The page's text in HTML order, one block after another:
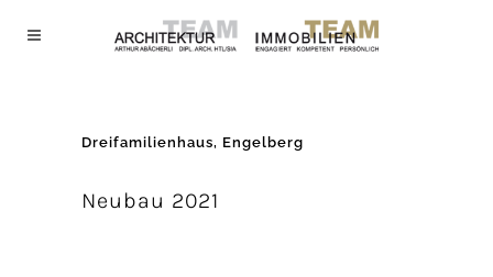
Dreifamilienhaus, Engelberg
Neubau 2021